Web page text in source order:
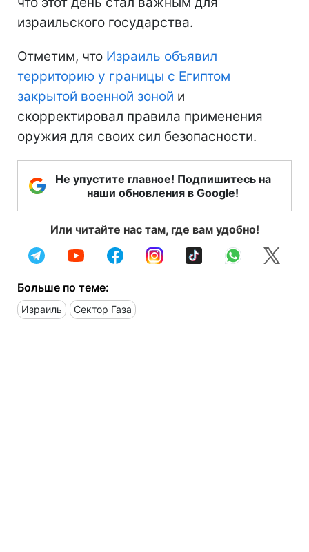
израильского государства.
Отметим, что Израиль объявил
территорию у границы с Египтом
закрытой военной зоной и
скорректировал правила применения
оружия для своих сил безопасности.
Не упустите главное! Подпишитесь на
наши обновления в Google!
Или читайте нас там, где вам удобно!
Больше по теме:
Израиль Сектор Газа